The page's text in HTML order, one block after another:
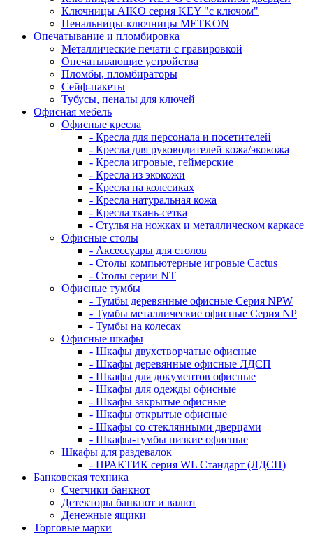
Ключницы AIKO серия KEY "с ключом"
Пенальницы-ключницы METKON
Опечатывание и пломбировка
Металлические печати с гравировкой
Опечатывающие устройства
Пломбы, пломбираторы
Сейф-пакеты
Тубусы, пеналы для ключей
Офисная мебель
Офисные кресла
- Кресла для персонала и посетителей
- Кресла для руководителей кожа/экокожа
- Кресла игровые, геймерские
- Кресла из экокожи
- Кресла на колесиках
- Кресла натуральная кожа
- Кресла ткань-сетка
- Стулья на ножках и металлическом каркасе
Офисные столы
- Аксессуары для столов
- Столы компьютерные игровые Cactus
- Столы серии NT
Офисные тумбы
- Тумбы деревянные офисные Серия NPW
- Тумбы металлические офисные Серия NP
- Тумбы на колесах
Офисные шкафы
- Шкафы двухстворчатые офисные
- Шкафы деревянные офисные ЛДСП
- Шкафы для документов офисные
- Шкафы для одежды офисные
- Шкафы закрытые офисные
- Шкафы открытые офисные
- Шкафы со стеклянными дверцами
- Шкафы-тумбы низкие офисные
Шкафы для раздевалок
- ПРАКТИК серия WL Стандарт (ЛДСП)
Банковская техника
Счетчики банкнот
Детекторы банкнот и валют
Денежные ящики
Торговые марки